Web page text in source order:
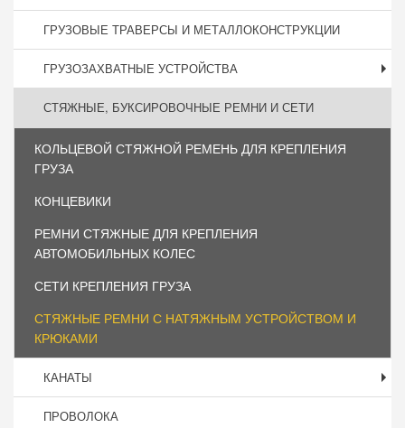
ГРУЗОВЫЕ ТРАВЕРСЫ И МЕТАЛЛОКОНСТРУКЦИИ
ГРУЗОЗАХВАТНЫЕ УСТРОЙСТВА
СТЯЖНЫЕ, БУКСИРОВОЧНЫЕ РЕМНИ И СЕТИ
КОЛЬЦЕВОЙ СТЯЖНОЙ РЕМЕНЬ ДЛЯ КРЕПЛЕНИЯ
ГРУЗА
КОНЦЕВИКИ
РЕМНИ СТЯЖНЫЕ ДЛЯ КРЕПЛЕНИЯ
АВТОМОБИЛЬНЫХ КОЛЕС
СЕТИ КРЕПЛЕНИЯ ГРУЗА
СТЯЖНЫЕ РЕМНИ С НАТЯЖНЫМ УСТРОЙСТВОМ И
КРЮКАМИ
КАНАТЫ
ПРОВОЛОКА